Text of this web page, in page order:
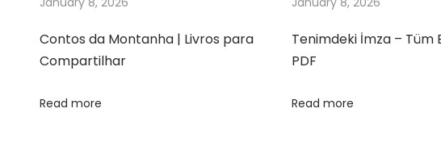
Contos da Montanha | Livros para
Compartilhar
Read more
Tenimdeki İmza – Tüm
PDF
Read more